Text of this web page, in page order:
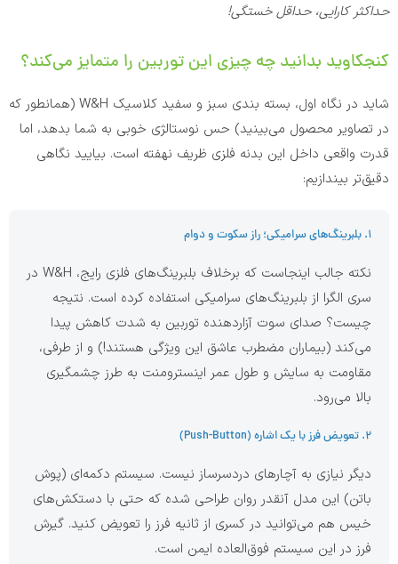
حداکثر کارایی، حداقل خستگی!
کنجکاوید بدانید چه چیزی این توربین را متمایز می‌کند؟
شاید در نگاه اول، بسته بندی سبز و سفید کلاسیک W&H (همانطور که
در تصاویر محصول می‌بینید) حس نوستالژی خوبی به شما بدهد، اما
قدرت واقعی داخل این بدنه فلزی ظریف نهفته است. بیایید نگاهی
دقیق‌تر بیندازیم:
۱. بلبرینگ‌های سرامیکی؛ راز سکوت و دوام
نکته جالب اینجاست که برخلاف بلبرینگ‌های فلزی رایج، W&H در
سری الگرا از بلبرینگ‌های سرامیکی استفاده کرده است. نتیجه
چیست؟ صدای سوت آزاردهنده توربین به شدت کاهش پیدا
می‌کند (بیماران مضطرب عاشق این ویژگی هستند!) و از طرفی،
مقاومت به سایش و طول عمر اینسترومنت به طرز چشمگیری
بالا می‌رود.
۲. تعویض فرز با یک اشاره (Push-Button)
دیگر نیازی به آچارهای دردسرساز نیست. سیستم دکمه‌ای (پوش
باتن) این مدل آنقدر روان طراحی شده که حتی با دستکش‌های
خیس هم می‌توانید در کسری از ثانیه فرز را تعویض کنید. گیرش
فرز در این سیستم فوق‌العاده ایمن است.